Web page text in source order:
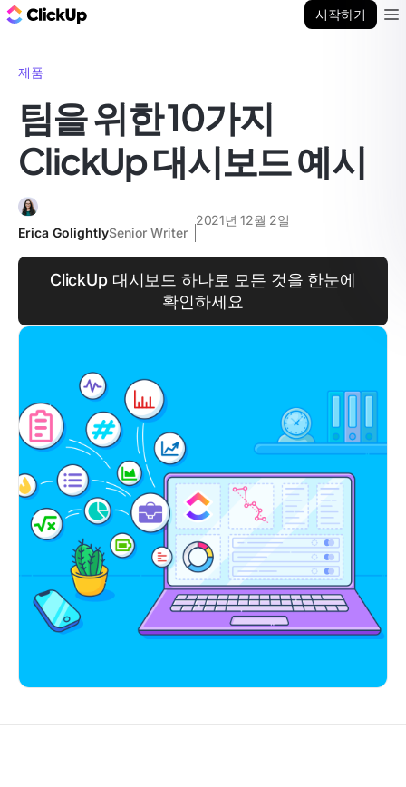
시작하기
제품
팀을 위한 10가지
ClickUp 대시보드 예시
Erica GolightlySenior Writer
2021년 12월 2일
ClickUp 대시보드 하나로 모든 것을 한눈에
확인하세요